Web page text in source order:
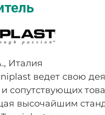
Италия
ведет свою
сопутствующих
высочайшим